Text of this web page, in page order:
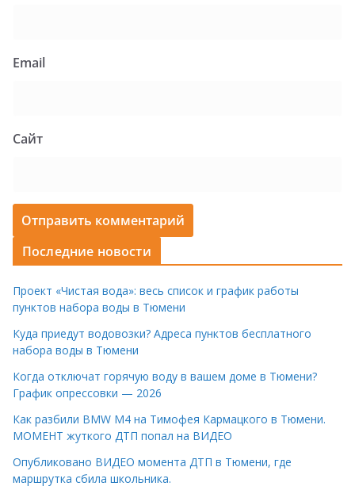
Email
Сайт
Последние новости
Проект «Чистая вода»: весь список и график работы
пунктов набора воды в Тюмени
Куда приедут водовозки? Адреса пунктов бесплатного
набора воды в Тюмени
Когда отключат горячую воду в вашем доме в Тюмени?
График опрессовки — 2026
Как разбили BMW M4 на Тимофея Кармацкого в Тюмени.
МОМЕНТ жуткого ДТП попал на ВИДЕО
Опубликовано ВИДЕО момента ДТП в Тюмени, где
маршрутка сбила школьника.